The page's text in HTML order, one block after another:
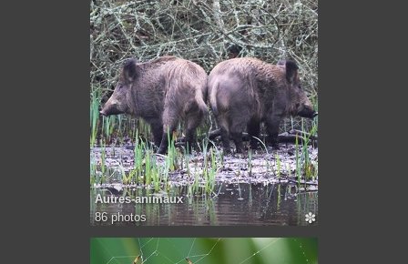
Autres-animaux
✽
86 photos